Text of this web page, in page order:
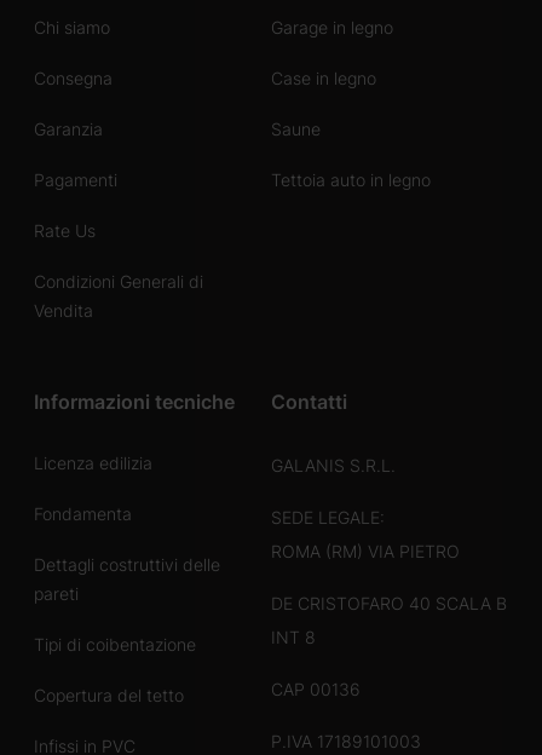
Chi siamo
Consegna
Garanzia
Pagamenti
Rate Us
Condizioni Generali di
Vendita
Garage in legno
Case in legno
Saune
Tettoia auto in legno
Informazioni tecniche
Licenza edilizia
Fondamenta
Dettagli costruttivi delle
pareti
Tipi di coibentazione
Copertura del tetto
Infissi in PVC
Contatti
GALANIS S.R.L.
SEDE LEGALE:
ROMA (RM) VIA PIETRO
DE CRISTOFARO 40 SCALA B
INT 8
CAP 00136
P.IVA 17189101003